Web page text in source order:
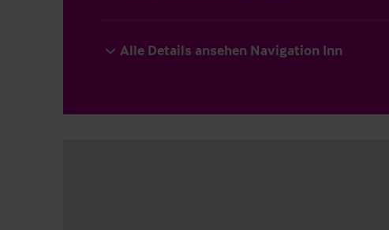
Alle Details ansehen Navigation Inn